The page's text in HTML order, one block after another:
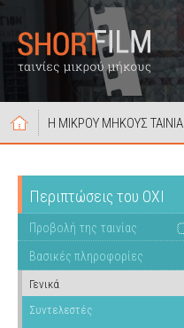
Η ΜΙΚΡΟΥ ΜΗΚΟΥΣ ΤΑΙΝΙΑ
Περιπτώσεις του ΟΧΙ
Προβολή της ταινίας
Βασικές πληροφορίες
Γενικά
Συντελεστές